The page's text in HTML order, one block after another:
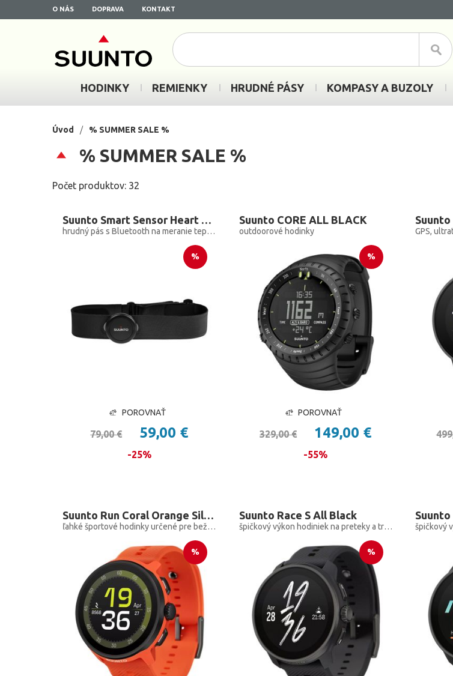
O NÁS DOPRAVA KONTAKT
HODINKY REMIENKY HRUDNÉ PÁSY KOMPASY A BUZOLY
Úvod / % SUMMER SALE %
% SUMMER SALE %
Počet produktov: 32
Suunto Smart Sensor Heart Rate Belt
hrudný pás s Bluetooth na meranie tepovej frekvencie
%
POROVNAŤ
79,00 € 59,00 €
-25%
Suunto CORE ALL BLACK
outdoorové hodinky
%
POROVNAŤ
329,00 € 149,00 €
-55%
Suunto Run Coral Orange Silicone Strap
ľahké športové hodinky určené pre bežcov
%
Suunto Race S All Black
špičkový výkon hodiniek na preteky a tréning, len menšie
%
Suunto